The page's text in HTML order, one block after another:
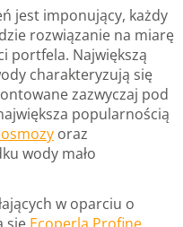
jest imponujący, każdy
rozwiązanie na miarę
portfela. Największą
charakteryzują się
zazwyczaj pod
popularnością
oraz
wody mało
w oparciu o